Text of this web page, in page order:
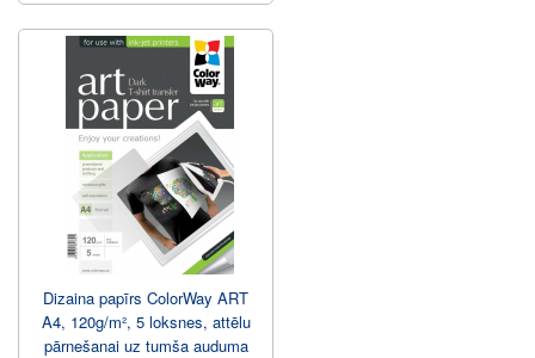
Dizaina papīrs ColorWay ART
A4, 120g/m², 5 loksnes, attēlu
pārnešanai uz tumša auduma